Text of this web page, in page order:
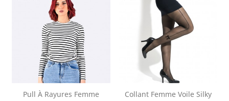
Pull À Rayures Femme Collant Femme Voile Silky